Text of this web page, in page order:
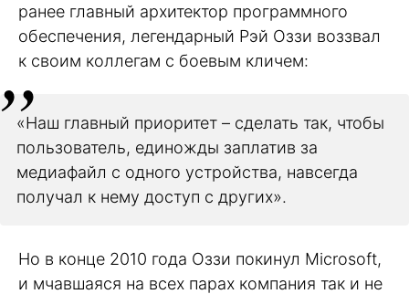
ранее главный архитектор программного
обеспечения, легендарный Рэй Оззи воззвал
к своим коллегам с боевым кличем:
«Наш главный приоритет – сделать так, чтобы
пользователь, единожды заплатив за
медиафайл с одного устройства, навсегда
получал к нему доступ с других».
Но в конце 2010 года Оззи покинул Microsoft,
и мчавшаяся на всех парах компания так и не